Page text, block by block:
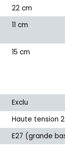
22 cm
11 cm
15 cm
Exclu
Haute tension
E27 (grande